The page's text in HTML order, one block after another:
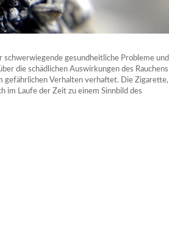
gesundheitliche Probleme und
die schädlichen Auswirkungen des Rauchens
gefährlichen Verhalten verhaftet. Die Zigarette,
im Laufe der Zeit zu einem Sinnbild des